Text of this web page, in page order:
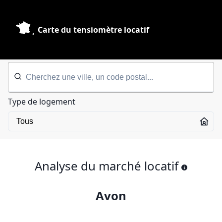
Carte du tensiomètre locatif
Type de logement
Analyse du marché locatif
Avon